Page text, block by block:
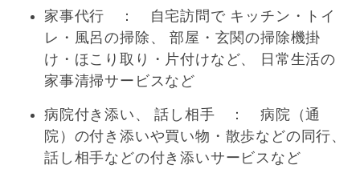
家事代行 ： 自宅訪問で キッチン・トイ
レ・風呂の掃除、 部屋・玄関の掃除機掛
け・ほこり取り・片付けなど、 日常生活の
家事清掃サービスなど
病院付き添い、 話し相手 ： 病院（通
院）の付き添いや買い物・散歩などの同行、
話し相手などの付き添いサービスなど